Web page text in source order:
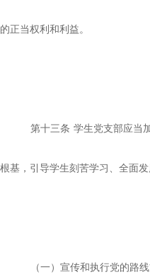
的正当权利和利益。
第十三条 学生党支部应当
根基，引导学生刻苦学习、全面
（一）宣传和执行党的路